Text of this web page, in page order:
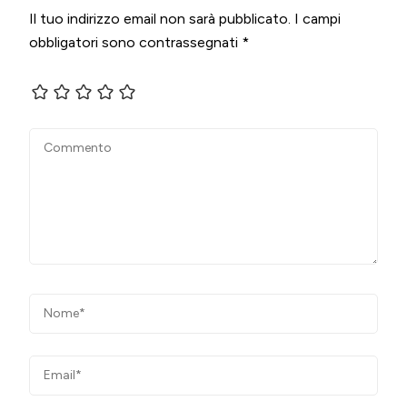
Il tuo indirizzo email non sarà pubblicato. I campi
obbligatori sono contrassegnati *